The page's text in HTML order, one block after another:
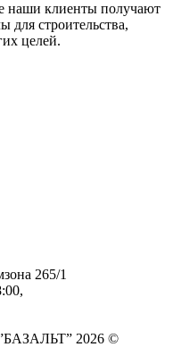
наши клиенты получают
для строительства,
целей.
265/1
2026 ©